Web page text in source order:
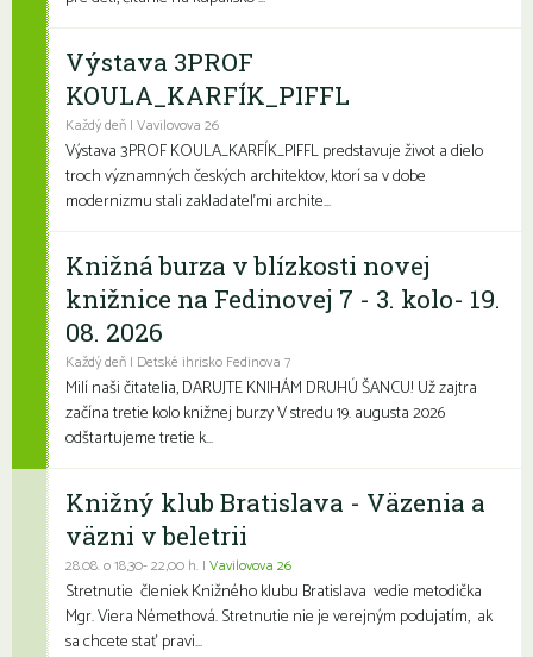
Výstava 3PROF
KOULA_KARFÍK_PIFFL
Každý deň | Vavilovova 26
Výstava 3PROF KOULA_KARFÍK_PIFFL predstavuje život a dielo
troch významných českých architektov, ktorí sa v dobe
modernizmu stali zakladateľmi archite...
Knižná burza v blízkosti novej
knižnice na Fedinovej 7 - 3. kolo- 19.
08. 2026
Každý deň | Detské ihrisko Fedinova 7
Milí naši čitatelia, DARUJTE KNIHÁM DRUHÚ ŠANCU! Už zajtra
začína tretie kolo knižnej burzy V stredu 19. augusta 2026
odštartujeme tretie k...
Knižný klub Bratislava - Väzenia a
väzni v beletrii
28.08. o 18,30- 22,00 h. | Vavilovova 26
Stretnutie členiek Knižného klubu Bratislava vedie metodička
Mgr. Viera Némethová. Stretnutie nie je verejným podujatím, ak
sa chcete stať pravi...